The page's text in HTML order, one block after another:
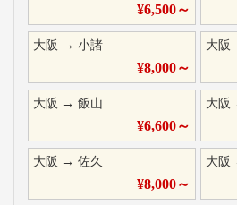
¥6,500～
大阪 → 小諸
¥8,000～
大阪
大阪 → 飯山
¥6,600～
大阪
大阪 → 佐久
¥8,000～
大阪